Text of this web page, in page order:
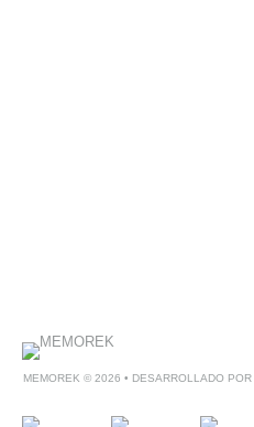
MEMOREK © 2026 • DESARROLLADO POR